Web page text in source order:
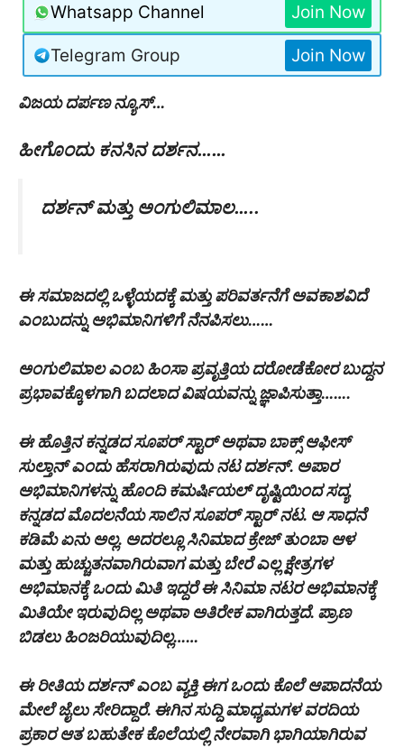
Whatsapp Channel Join Now
Telegram Group Join Now
ವಿಜಯ ದರ್ಪಣ ನ್ಯೂಸ್…
ಹೀಗೊಂದು ಕನಸಿನ ದರ್ಶನ……
ದರ್ಶನ್ ಮತ್ತು ಅಂಗುಲಿಮಾಲ…..
ಈ ಸಮಾಜದಲ್ಲಿ ಒಳ್ಳೆಯದಕ್ಕೆ ಮತ್ತು ಪರಿವರ್ತನೆಗೆ ಅವಕಾಶವಿದೆ
ಎಂಬುದನ್ನು ಅಭಿಮಾನಿಗಳಿಗೆ ನೆನಪಿಸಲು……
ಅಂಗುಲಿಮಾಲ ಎಂಬ ಹಿಂಸಾ ಪ್ರವೃತ್ತಿಯ ದರೋಡೆಕೋರ ಬುದ್ದನ
ಪ್ರಭಾವಕ್ಕೊಳಗಾಗಿ ಬದಲಾದ ವಿಷಯವನ್ನು ಜ್ಞಾಪಿಸುತ್ತಾ…….
ಈ ಹೊತ್ತಿನ ಕನ್ನಡದ ಸೂಪರ್ ಸ್ಟಾರ್ ಅಥವಾ ಬಾಕ್ಸ್ ಆಫೀಸ್
ಸುಲ್ತಾನ್ ಎಂದು ಹೆಸರಾಗಿರುವುದು ನಟ ದರ್ಶನ್. ಅಪಾರ
ಅಭಿಮಾನಿಗಳನ್ನು ಹೊಂದಿ ಕಮರ್ಷಿಯಲ್ ದೃಷ್ಟಿಯಿಂದ ಸದ್ಯ
ಕನ್ನಡದ ಮೊದಲನೆಯ ಸಾಲಿನ ಸೂಪರ್ ಸ್ಟಾರ್ ನಟ. ಆ ಸಾಧನೆ
ಕಡಿಮೆ ಏನು ಅಲ್ಲ. ಅದರಲ್ಲೂ ಸಿನಿಮಾದ ಕ್ರೇಜ್ ತುಂಬಾ ಆಳ
ಮತ್ತು ಹುಚ್ಚುತನವಾಗಿರುವಾಗ ಮತ್ತು ಬೇರೆ ಎಲ್ಲ ಕ್ಷೇತ್ರಗಳ
ಅಭಿಮಾನಕ್ಕೆ ಒಂದು ಮಿತಿ ಇದ್ದರೆ ಈ ಸಿನಿಮಾ ನಟರ ಅಭಿಮಾನಕ್ಕೆ
ಮಿತಿಯೇ ಇರುವುದಿಲ್ಲ ಅಥವಾ ಅತಿರೇಕ ವಾಗಿರುತ್ತದೆ. ಪ್ರಾಣ
ಬಿಡಲು ಹಿಂಜರಿಯುವುದಿಲ್ಲ……
ಈ ರೀತಿಯ ದರ್ಶನ್ ಎಂಬ ವ್ಯಕ್ತಿ ಈಗ ಒಂದು ಕೊಲೆ ಆಪಾದನೆಯ
ಮೇಲೆ ಜೈಲು ಸೇರಿದ್ದಾರೆ. ಈಗಿನ ಸುದ್ದಿ ಮಾಧ್ಯಮಗಳ ವರದಿಯ
ಪ್ರಕಾರ ಆತ ಬಹುತೇಕ ಕೊಲೆಯಲ್ಲಿ ನೇರವಾಗಿ ಭಾಗಿಯಾಗಿರುವ